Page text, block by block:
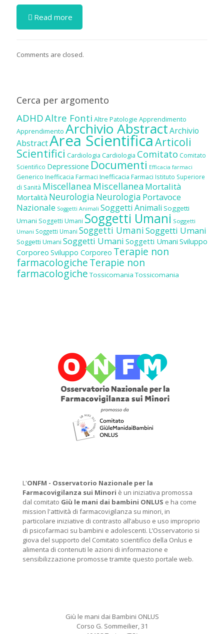
Read more
Comments are closed.
Cerca per argomento
ADHDAltre Fonti Altre Patologie Apprendimento
Apprendimento Archivio AbstractArchivio
AbstractArea ScientificaArticoli
Scientifici Cardiologia Cardiologia Comitato Comitato
Scientifico Depressione Documenti Efficacia farmaci
Generico Inefficacia Farmaci Inefficacia Farmaci Istituto Superiore
di Sanità Miscellanea Miscellanea Mortalità
Mortalità Neurologia Neurologia Portavoce
Nazionale Soggetti Animali Soggetti Animali Soggetti
Umani Soggetti Umani Soggetti Umani Soggetti
Umani Soggetti Umani Soggetti UmaniSoggetti Umani
Soggetti Umani Soggetti Umani Soggetti Umani Sviluppo
Corporeo Sviluppo Corporeo Terapie non
farmacologicheTerapie non
farmacologiche Tossicomania Tossicomania
L'ONFM - Osservatorio Nazionale per la
Farmacovigilanza sui Minori è un iniziativa promossa
dal comitato Giù le mani dai bambini ONLUS e ha come
mission l'attività di farmacovigilanza su minori, in
particolare iniziative di contrasto all’abuso e uso improprio
di psicofarmaci su bambini e adolescenti. L’Osservatorio si
giova del supporto del Comitato scientifico della Onlus e
alimenta di contenuti le azioni di informazione e
sensibilizzazione promosse tramite questo portale web.
Giù le mani dai Bambini ONLUS
Corso G. Sommeilier, 31